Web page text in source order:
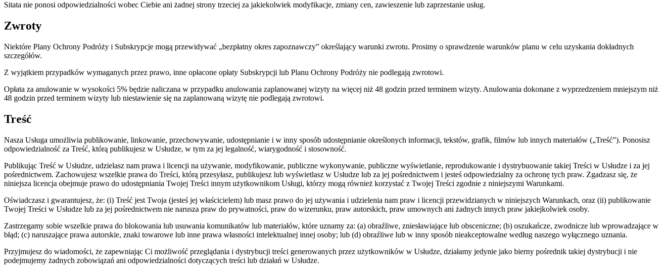
Sitata nie ponosi odpowiedzialności wobec Ciebie ani żadnej strony trzeciej za jakiekolwiek modyfikacje, zmiany cen, zawieszenie lub zaprzestanie usług.
Zwroty
Niektóre Plany Ochrony Podróży i Subskrypcje mogą przewidywać „bezpłatny okres zapoznawczy” określający warunki zwrotu. Prosimy o sprawdzenie warunków planu w celu uzyskania dokładnych
szczegółów.
Z wyjątkiem przypadków wymaganych przez prawo, inne opłacone opłaty Subskrypcji lub Planu Ochrony Podróży nie podlegają zwrotowi.
Opłata za anulowanie w wysokości 5% będzie naliczana w przypadku anulowania zaplanowanej wizyty na więcej niż 48 godzin przed terminem wizyty. Anulowania dokonane z wyprzedzeniem mniejszym niż
48 godzin przed terminem wizyty lub niestawienie się na zaplanowaną wizytę nie podlegają zwrotowi.
Treść
Nasza Usługa umożliwia publikowanie, linkowanie, przechowywanie, udostępnianie i w inny sposób udostępnianie określonych informacji, tekstów, grafik, filmów lub innych materiałów („Treść”). Ponosisz
odpowiedzialność za Treść, którą publikujesz w Usłudze, w tym za jej legalność, wiarygodność i stosowność.
Publikując Treść w Usłudze, udzielasz nam prawa i licencji na używanie, modyfikowanie, publiczne wykonywanie, publiczne wyświetlanie, reprodukowanie i dystrybuowanie takiej Treści w Usłudze i za jej
pośrednictwem. Zachowujesz wszelkie prawa do Treści, którą przesyłasz, publikujesz lub wyświetlasz w Usłudze lub za jej pośrednictwem i jesteś odpowiedzialny za ochronę tych praw. Zgadzasz się, że
niniejsza licencja obejmuje prawo do udostępniania Twojej Treści innym użytkownikom Usługi, którzy mogą również korzystać z Twojej Treści zgodnie z niniejszymi Warunkami.
Oświadczasz i gwarantujesz, że: (i) Treść jest Twoja (jesteś jej właścicielem) lub masz prawo do jej używania i udzielenia nam praw i licencji przewidzianych w niniejszych Warunkach, oraz (ii) publikowanie
Twojej Treści w Usłudze lub za jej pośrednictwem nie narusza praw do prywatności, praw do wizerunku, praw autorskich, praw umownych ani żadnych innych praw jakiejkolwiek osoby.
Zastrzegamy sobie wszelkie prawa do blokowania lub usuwania komunikatów lub materiałów, które uznamy za: (a) obraźliwe, zniesławiające lub obsceniczne; (b) oszukańcze, zwodnicze lub wprowadzające w
błąd; (c) naruszające prawa autorskie, znaki towarowe lub inne prawa własności intelektualnej innej osoby; lub (d) obraźliwe lub w inny sposób nieakceptowalne według naszego wyłącznego uznania.
Przyjmujesz do wiadomości, że zapewniając Ci możliwość przeglądania i dystrybucji treści generowanych przez użytkowników w Usłudze, działamy jedynie jako bierny pośrednik takiej dystrybucji i nie
podejmujemy żadnych zobowiązań ani odpowiedzialności dotyczących treści lub działań w Usłudze.